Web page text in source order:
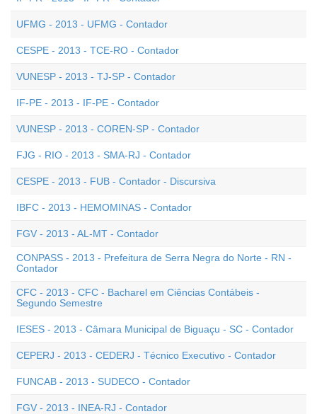
UFMG - 2013 - UFMG - Contador
CESPE - 2013 - TCE-RO - Contador
VUNESP - 2013 - TJ-SP - Contador
IF-PE - 2013 - IF-PE - Contador
VUNESP - 2013 - COREN-SP - Contador
FJG - RIO - 2013 - SMA-RJ - Contador
CESPE - 2013 - FUB - Contador - Discursiva
IBFC - 2013 - HEMOMINAS - Contador
FGV - 2013 - AL-MT - Contador
CONPASS - 2013 - Prefeitura de Serra Negra do Norte - RN -
Contador
CFC - 2013 - CFC - Bacharel em Ciências Contábeis -
Segundo Semestre
IESES - 2013 - Câmara Municipal de Biguaçu - SC - Contador
CEPERJ - 2013 - CEDERJ - Técnico Executivo - Contador
FUNCAB - 2013 - SUDECO - Contador
FGV - 2013 - INEA-RJ - Contador